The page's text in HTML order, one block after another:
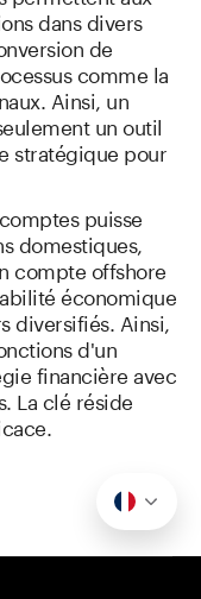
dans divers
de
comme la
Ainsi, un
un outil
stratégique pour
puisse
domestiques,
compte offshore
économique
diversifiés. Ainsi,
d'un
financière avec
La clé réside